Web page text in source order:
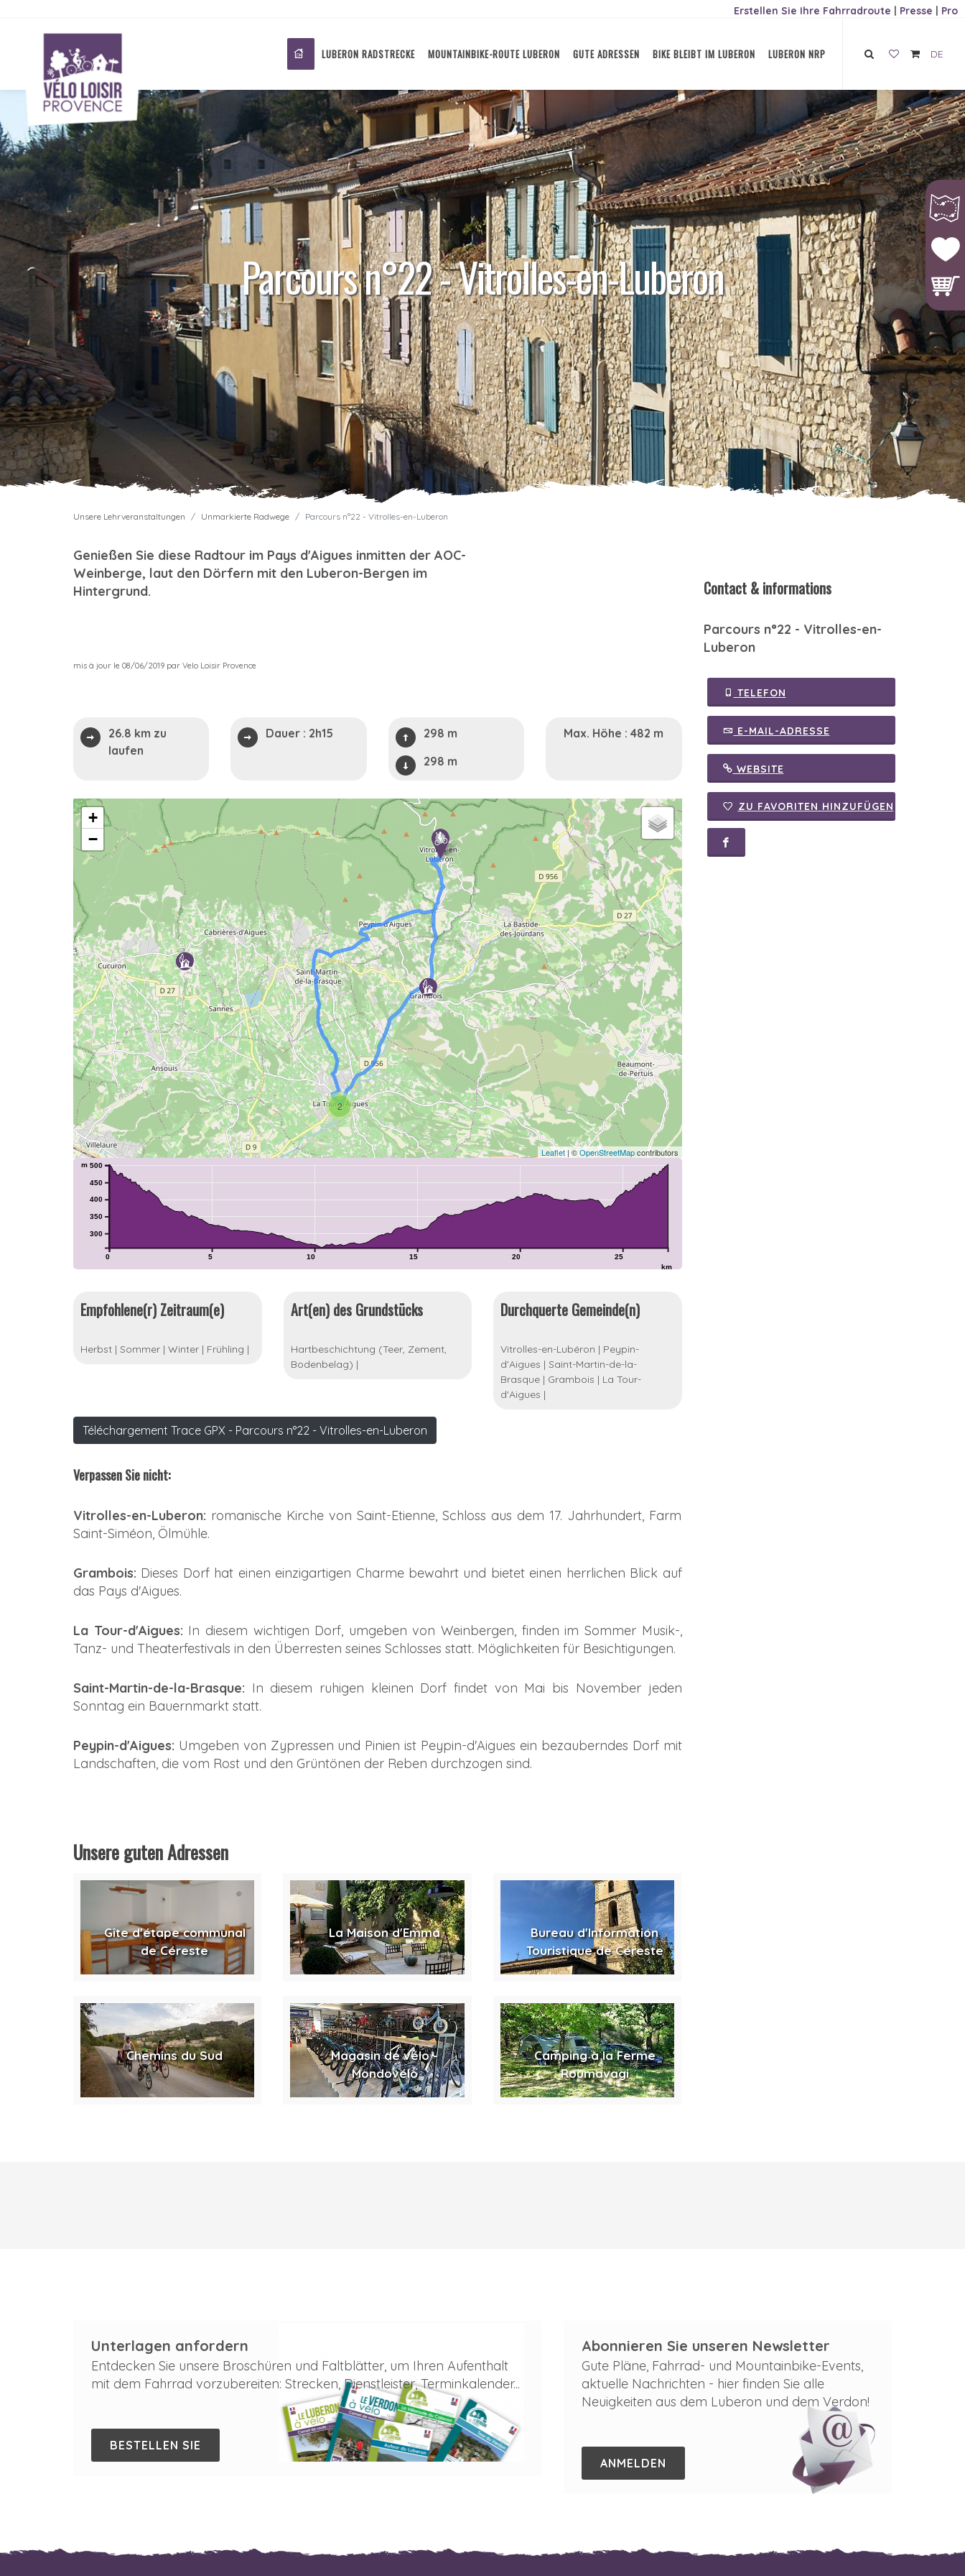
Erstellen Sie Ihre Fahrradroute | Presse | Pro
LUBERON RADSTRECKE MOUNTAINBIKE-ROUTE LUBERON GUTE ADRESSEN BIKE BLEIBT IM LUBERON LUBERON NRP DE
Parcours n°22 - Vitrolles-en-Luberon
Unsere Lehrveranstaltungen Unmarkierte Radwege Parcours n°22 - Vitrolles-en-Luberon
Genießen Sie diese Radtour im Pays d'Aigues inmitten der AOC-
Weinberge, laut den Dörfern mit den Luberon-Bergen im
Hintergrund.
mis à jour le 08/06/2019 par Velo Loisir Provence
26.8 km zu
laufen
Dauer : 2h15
298 m
298 m
Max. Höhe : 482 m
2
3
+
−
Leaflet| ©OpenStreetMapcontributors
0 5 10 15 20 25
km
300
350
400
450
500
m
Empfohlene(r) Zeitraum(e)
Herbst | Sommer | Winter | Frühling |
Art(en) des Grundstücks
Hartbeschichtung (Teer, Zement,
Bodenbelag) |
Durchquerte Gemeinde(n)
Vitrolles-en-Lubéron | Peypin-
d'Aigues | Saint-Martin-de-la-
Brasque | Grambois | La Tour-
d'Aigues |
Téléchargement Trace GPX - Parcours n°22 - Vitrolles-en-Luberon
Verpassen Sie nicht:
Vitrolles-en-Luberon: romanische Kirche von Saint-Etienne, Schloss aus dem 17. Jahrhundert, Farm
Saint-Siméon, Ölmühle.
Grambois: Dieses Dorf hat einen einzigartigen Charme bewahrt und bietet einen herrlichen Blick auf
das Pays d'Aigues.
La Tour-d'Aigues: In diesem wichtigen Dorf, umgeben von Weinbergen, finden im Sommer Musik-,
Tanz- und Theaterfestivals in den Überresten seines Schlosses statt. Möglichkeiten für Besichtigungen.
Saint-Martin-de-la-Brasque: In diesem ruhigen kleinen Dorf findet von Mai bis November jeden
Sonntag ein Bauernmarkt statt.
Peypin-d'Aigues: Umgeben von Zypressen und Pinien ist Peypin-d'Aigues ein bezauberndes Dorf mit
Landschaften, die vom Rost und den Grüntönen der Reben durchzogen sind.
Unsere guten Adressen
Gîte d'étape communal
de Céreste
La Maison d'Emma
Bureau d'Information
Touristique de Céreste
Chemins du Sud
Magasin de vélo -
Mondovélo
Camping à la Ferme
Roumavagi
Contact & informations
Parcours n°22 - Vitrolles-en-
Luberon
TELEFON
E-MAIL-ADRESSE
WEBSITE
ZU FAVORITEN HINZUFÜGEN
Unterlagen anfordern
Entdecken Sie unsere Broschüren und Faltblätter, um Ihren Aufenthalt
mit dem Fahrrad vorzubereiten: Strecken, Dienstleister, Terminkalender...
BESTELLEN SIE
Abonnieren Sie unseren Newsletter
Gute Pläne, Fahrrad- und Mountainbike-Events,
aktuelle Nachrichten - hier finden Sie alle
Neuigkeiten aus dem Luberon und dem Verdon!
ANMELDEN